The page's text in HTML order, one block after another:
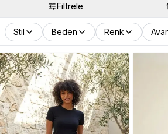
Filtrele
Stil Beden Renk